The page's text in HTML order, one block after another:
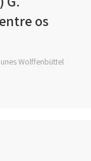
os
Wolffenbüttel